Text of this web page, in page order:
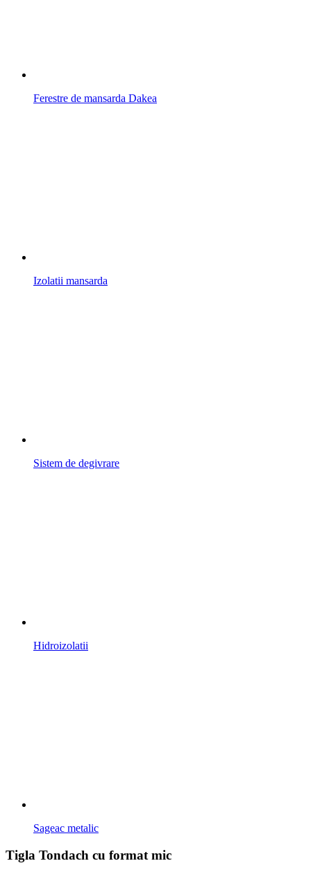
Ferestre de mansarda Dakea
Izolatii mansarda
Sistem de degivrare
Hidroizolatii
Sageac metalic
Tigla Tondach cu format mic